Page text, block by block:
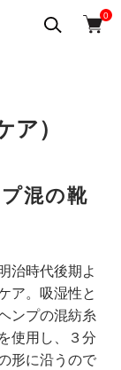
0
ア）
混の靴
治時代後期よ
ア。吸湿性と
ンプの混紡糸
使用し、３分
形に沿うので